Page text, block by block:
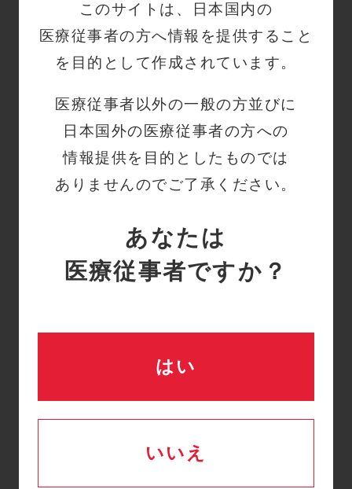
このサイトは、日本国内の
医療従事者の方へ情報を提供すること
を目的として作成されています。
医療従事者以外の一般の方並びに
日本国外の医療従事者の方への
情報提供を目的としたものでは
ありませんのでご了承ください。
あなたは
医療従事者ですか？
はい
いいえ
OFF
ON：Thinモード